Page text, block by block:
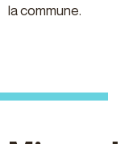
la commune.